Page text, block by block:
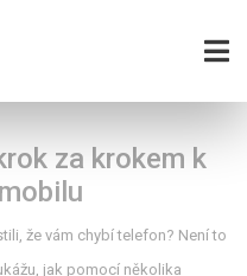
za krokem k
že vám chybí telefon? Není to
jak pomocí několika